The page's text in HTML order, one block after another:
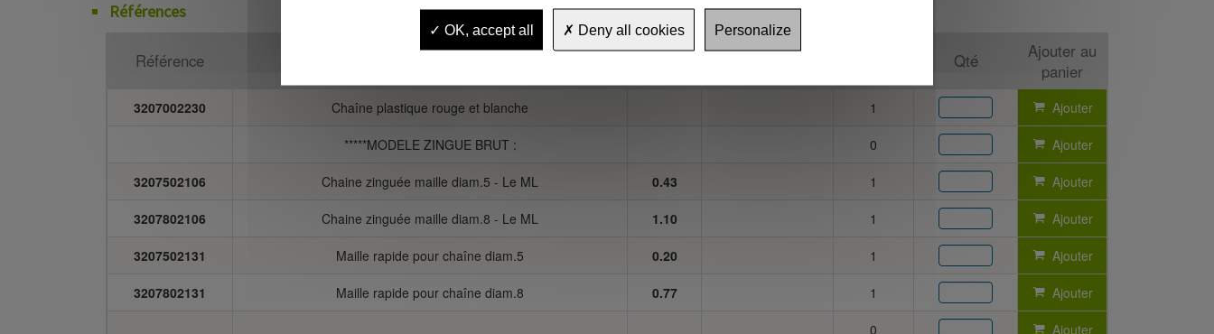
Références
Référence Qté
Ajouter au
panier
3207002230 Chaîne plastique rouge et blanche 1 Ajouter
*****MODELE ZINGUE BRUT : 0 Ajouter
3207502106 Chaine zinguée maille diam.5 - Le ML 0.43 1 Ajouter
3207802106 Chaine zinguée maille diam.8 - Le ML 1.10 1 Ajouter
3207502131 Maille rapide pour chaîne diam.5 0.20 1 Ajouter
3207802131 Maille rapide pour chaîne diam.8 0.77 1 Ajouter
0 Ajouter
OK, accept all Deny all cookies Personalize